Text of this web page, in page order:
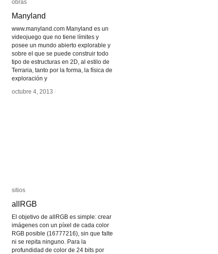
obras
Manyland
www.manyland.com Manyland es un
videojuego que no tiene límites y
posee un mundo abierto explorable y
sobre el que se puede construir todo
tipo de estructuras en 2D, al estilo de
Terraria, tanto por la forma, la física de
exploración y
octubre 4, 2013 /
obras
Manyland
octubre 4, 2013 /
sitios
allRGB
El objetivo de allRGB es simple: crear
imágenes con un píxel de cada color
RGB posible (16777216), sin que falte
ni se repita ninguno. Para la
profundidad de color de 24 bits por
sitios
allRGB